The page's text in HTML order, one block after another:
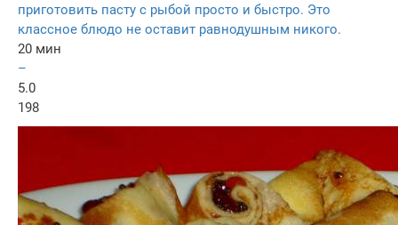
приготовить пасту с рыбой просто и быстро. Это
классное блюдо не оставит равнодушным никого.
20 мин
–
5.0
198